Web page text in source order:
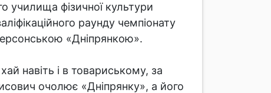
училища фізичної культури
раунду чемпіонату
«Дніпрянкою».
навіть і в товариському, за
очолює «Дніпрянку», а його